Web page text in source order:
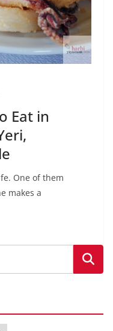
Eat in
One of them
makes a